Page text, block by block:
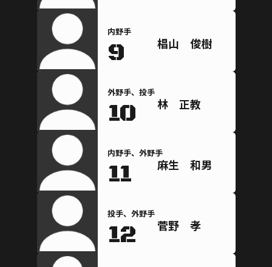
内野手
9 椙山 俊樹
外野手、投手
10 林 正教
内野手、外野手
11 麻生 和男
投手、外野手
12 菅野 孝